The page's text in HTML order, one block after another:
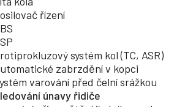
řízení
systém kol (TC, ASR)
zabrzdění v kopci
varování před čelní srážkou
únavy řidiče